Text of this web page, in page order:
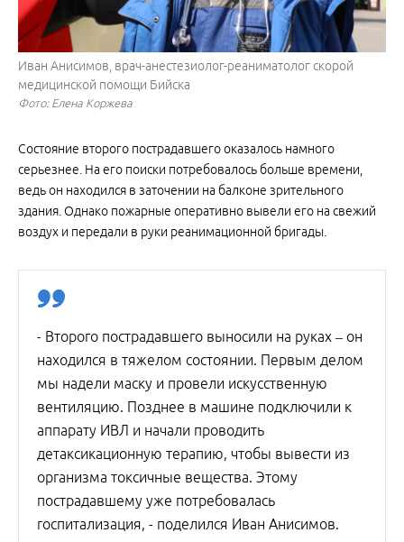
Иван Анисимов, врач-анестезиолог-реаниматолог скорой
медицинской помощи Бийска
Фото: Елена Коржева
Состояние второго пострадавшего оказалось намного
серьезнее. На его поиски потребовалось больше времени,
ведь он находился в заточении на балконе зрительного
здания. Однако пожарные оперативно вывели его на свежий
воздух и передали в руки реанимационной бригады.
- Второго пострадавшего выносили на руках – он
находился в тяжелом состоянии. Первым делом
мы надели маску и провели искусственную
вентиляцию. Позднее в машине подключили к
аппарату ИВЛ и начали проводить
детаксикационную терапию, чтобы вывести из
организма токсичные вещества. Этому
пострадавшему уже потребовалась
госпитализация, - поделился Иван Анисимов.